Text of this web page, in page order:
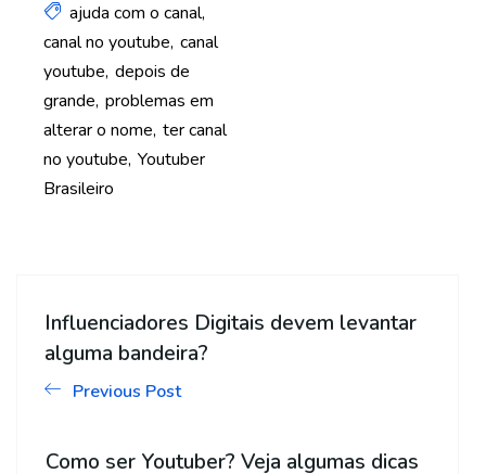
ajuda com o canal
canal no youtube canal
youtube depois de
grande problemas em
alterar o nome ter canal
no youtube Youtuber
Brasileiro
Influenciadores Digitais devem levantar
alguma bandeira?
Previous Post
Como ser Youtuber? Veja algumas dicas